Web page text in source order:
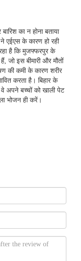
का न होना बताया
ने एईएस के कारण हो रही
रहा है कि मुजफ्फरपुर के
जो इस बीमारी और मौतों
की कमी के कारण शरीर
करता है। बिहार के
वे अपने बच्चों को खाली पेट
भोजन ही करें।